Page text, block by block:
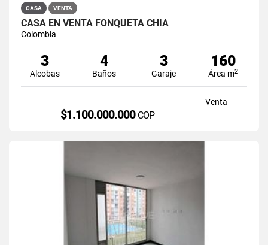
CASA VENTA
CASA EN VENTA FONQUETÁ CHÍA
Colombia
3
Alcobas
4
Baños
3
Garaje
160
Área m2
Venta
$1.100.000.000 COP